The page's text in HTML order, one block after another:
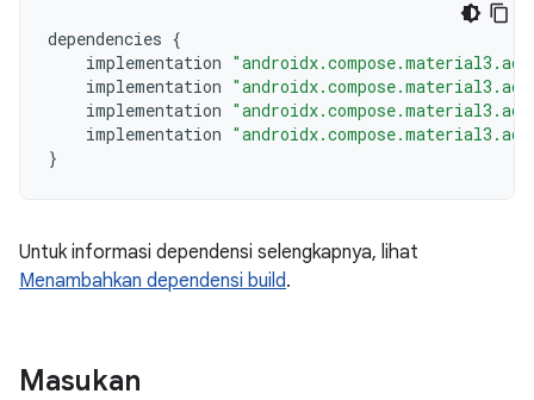
dependencies {
implementation
implementation
implementation
implementation
}
Untuk informasi dependensi selengkapnya, lihat
Menambahkan dependensi build.
Masukan